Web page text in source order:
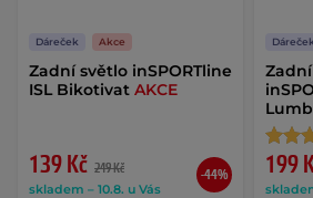
Dáreček Akce
Zadní světlo inSPORTline
ISL Bikotivat AKCE
139 Kč 249 Kč
skladem – 10.8. u Vás
-44%
Dáreček
Zadní
199